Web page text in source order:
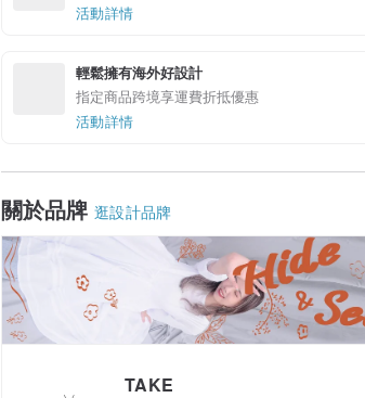
活動詳情
輕鬆擁有海外好設計
指定商品跨境享運費折抵優惠
活動詳情
關於品牌 逛設計品牌
TAKE